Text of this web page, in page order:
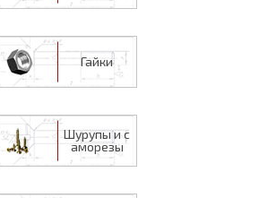
Гайки
Шурупы и с
аморезы